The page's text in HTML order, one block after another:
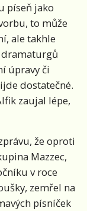
píseň jako
to může
ale takhle
úpravy či
dostatečné.
zaujal lépe,
že oproti
Mazzec,
v roce
zemřel na
písníček